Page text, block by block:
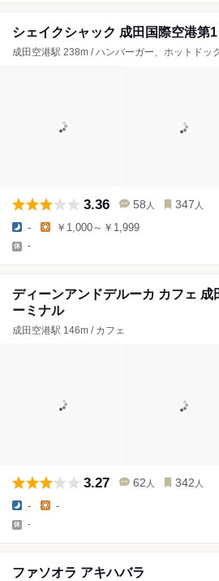
シェイクシャック 成田国際空港第
成田空港駅 238m / ハンバーガー、ホットドッ
3.36 58 人 347 人
- ￥1,000～￥1,999
-
ディーンアンドデルーカ カフェ 成
ーミナル
成田空港駅 146m / カフェ
3.27 62 人 342 人
- -
-
ファソオラ アキハバラ